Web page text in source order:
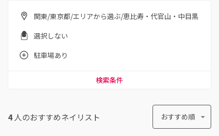
関東/東京都/エリアから選ぶ/恵比寿・代官山・中目黒
選択しない
駐車場あり
検索条件
4人のおすすめネイリスト おすすめ順